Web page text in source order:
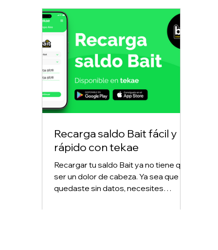
más rápida de hacerlo, tekae te
permite recargar AT&T desde tu
celular en cualquier momento del día.
Recarga saldo Bait fácil y
rápido con tekae
Recargar tu saldo Bait ya no tiene que
ser un dolor de cabeza. Ya sea que te
quedaste sin datos, necesites